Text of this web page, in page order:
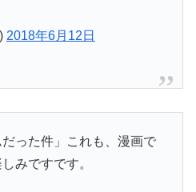
2018年6月12日
だった件」これも、漫画で
みですです。